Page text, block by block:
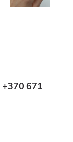
+370 671